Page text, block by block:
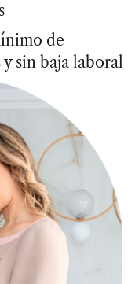
de
y sin baja laboral